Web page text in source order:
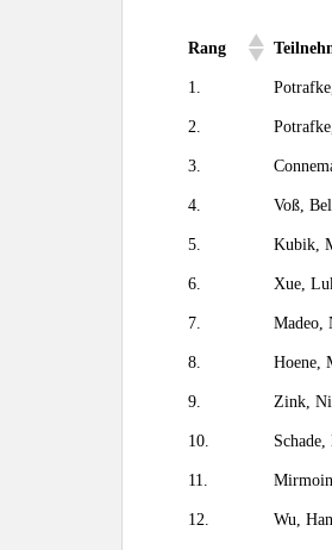
Rang
1.
2.
3.
4. Voß,
5. Kubik,
6. Xue,
7. Madeo,
8. Hoene,
9. Zink,
10.
11.
12. Wu,